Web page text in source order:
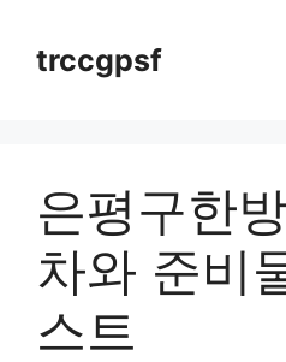
contenttrccgpsf
은평구한
차와 준비
스트